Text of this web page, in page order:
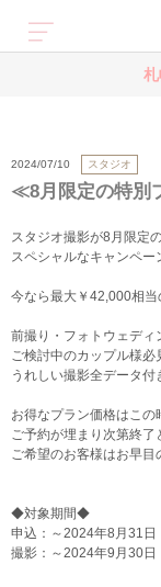
2024/07/10 スタジオ
≪8月限定の特別
スタジオ撮影が8月限定
スペシャルなキャンペー
今なら最大￥42,000相当
前撮り・フォトウェディ
ご検討中のカップル様必
うれしい撮影全データ付
お得なプラン価格はこの
ご予約が埋まり次第終了
ご希望のお客様はお早目
◆対象期間◆
申込：～2024年8月31日
撮影：～2024年9月30日